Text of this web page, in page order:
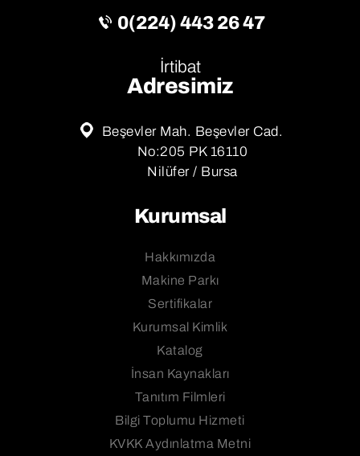
0(224) 443 26 47
İrtibat
Adresimiz
Beşevler Mah. Beşevler Cad.
No:205 PK 16110
Nilüfer / Bursa
Kurumsal
Hakkımızda
Makine Parkı
Sertifikalar
Kurumsal Kimlik
Katalog
İnsan Kaynakları
Tanıtım Filmleri
Bilgi Toplumu Hizmeti
KVKK Aydınlatma Metni